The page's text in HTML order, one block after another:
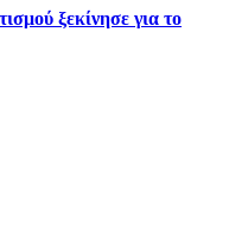
ξεκίνησε για το